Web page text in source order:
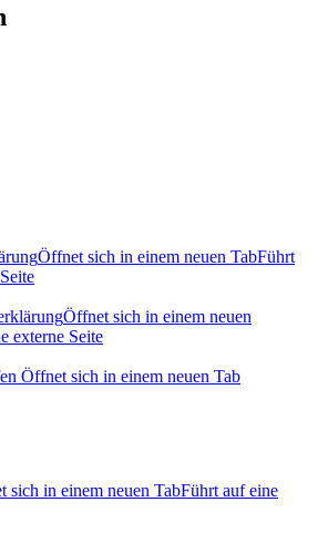
Öffnet sich in einem neuen TabFührt
Öffnet sich in einem neuen
externe Seite
Öffnet sich in einem neuen Tab
sich in einem neuen TabFührt auf eine